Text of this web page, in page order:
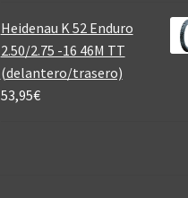
Heidenau K 52 Enduro
2.50/2.75 -16 46M TT
(delantero/trasero)
53,95€